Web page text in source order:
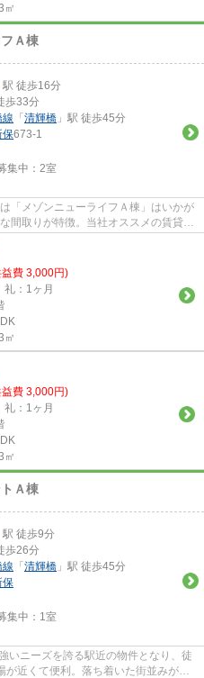
㎡
Ａ棟
駅 徒歩16分
歩33分
線 「 清輝橋 」駅 徒歩45分
保673-1
集中： 2室
「メゾンニューライフＡ棟」はいかが
間取りが特徴。当社オススメの賃貸物
費 3,000円)
礼：1ヶ月
㎡
費 3,000円)
礼：1ヶ月
㎡
Ａ棟
駅 徒歩9分
歩26分
線 「 清輝橋 」駅 徒歩45分
保
集中： 1室
いニーズを誇る駅近の物件となり、徒
近くて便利。落ち着いた街並みが魅